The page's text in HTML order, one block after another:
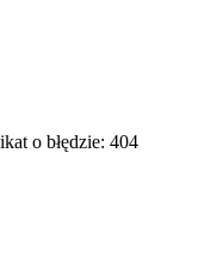
o błędzie: 404